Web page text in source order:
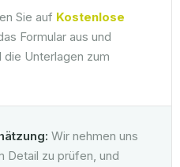
Sie auf Kostenlose
Formular aus und
die Unterlagen zum
Wir nehmen uns
Detail zu prüfen, und